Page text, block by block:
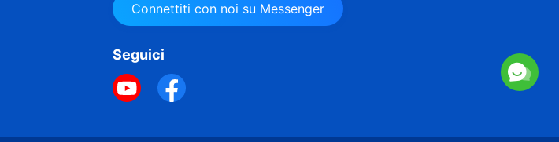
Connettiti con noi su Messenger
Seguici